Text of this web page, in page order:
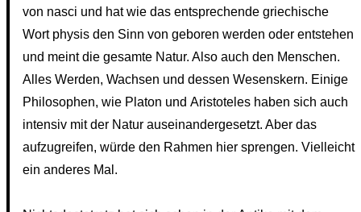
von nasci und hat wie das entsprechende griechische
Wort physis den Sinn von geboren werden oder entstehen
und meint die gesamte Natur. Also auch den Menschen.
Alles Werden, Wachsen und dessen Wesenskern. Einige
Philosophen, wie Platon und Aristoteles haben sich auch
intensiv mit der Natur auseinandergesetzt. Aber das
aufzugreifen, würde den Rahmen hier sprengen. Vielleicht
ein anderes Mal.